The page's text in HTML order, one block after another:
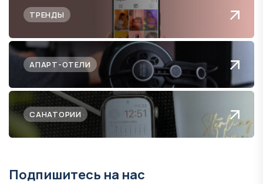
ТРЕНДЫ
АПАРТ-ОТЕЛИ
САНАТОРИИ
Подпишитесь на нас